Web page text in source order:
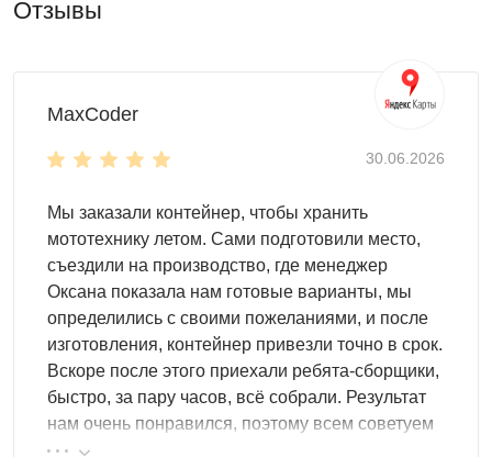
имущество:
инструменты для работы
Мы подберем для вас идеальный дизайн, чтобы
контейнер с легкостью вписался на любой участок. Мы
предлагаем такие варианты оформления:
базовую расцветку (оцинкованная сталь)
одну из расцветок палитры RAL
нанесение печати
Организация внутреннего пространства – вопрос
Отзывы
MaxCoder
30.06.2026
Мы заказали контейнер, чтобы хранить
мототехнику летом. Сами подготовили место,
съездили на производство, где менеджер
Оксана показала нам готовые варианты, мы
определились с своими пожеланиями, и после
изготовления, контейнер привезли точно в срок.
Вскоре после этого приехали ребята-сборщики,
быстро, за пару часов, всё собрали. Результат
нам очень понравился, поэтому всем советуем
эту фирму.